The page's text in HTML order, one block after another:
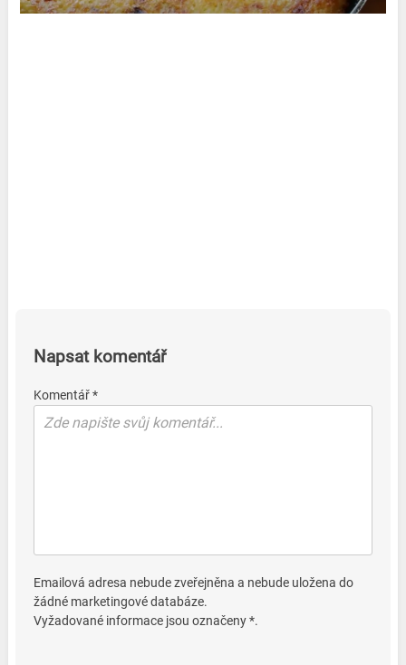
Napsat komentář
Komentář *
Emailová adresa nebude zveřejněna a nebude uložena do
žádné marketingové databáze.
Vyžadované informace jsou označeny *.